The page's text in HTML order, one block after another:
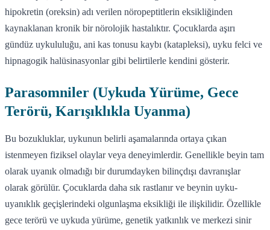
hipokretin (oreksin) adı verilen nöropeptitlerin eksikliğinden
kaynaklanan kronik bir nörolojik hastalıktır. Çocuklarda aşırı
gündüz uykululuğu, ani kas tonusu kaybı (katapleksi), uyku felci ve
hipnagogik halüsinasyonlar gibi belirtilerle kendini gösterir.
Parasomniler (Uykuda Yürüme, Gece
Terörü, Karışıklıkla Uyanma)
Bu bozukluklar, uykunun belirli aşamalarında ortaya çıkan
istenmeyen fiziksel olaylar veya deneyimlerdir. Genellikle beyin tam
olarak uyanık olmadığı bir durumdayken bilinçdışı davranışlar
olarak görülür. Çocuklarda daha sık rastlanır ve beynin uyku-
uyanıklık geçişlerindeki olgunlaşma eksikliği ile ilişkilidir. Özellikle
gece terörü ve uykuda yürüme, genetik yatkınlık ve merkezi sinir